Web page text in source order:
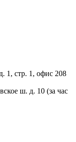
1, стр. 1, офис 208
ш. д. 10 (за час